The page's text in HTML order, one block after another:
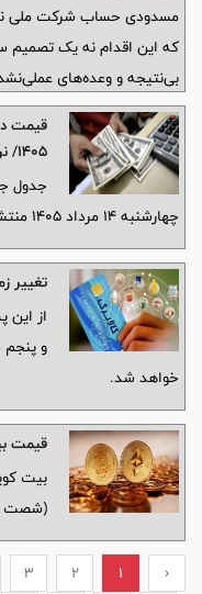
مسدودی حساب شرکت ملی
که این اقدام نه یک تصمیم
بی‌نتیجه و وعده‌های
۱۴۰۵/ نرخ‌ها ثابت ماند؟ +جدول
جدول
چهارشنبه ۱۴ مرداد ۱۴۰۵ منتشر شد.
تغییر
و پنجم
خواهد شد.
قیمت
(شصت
‹
1
2
3